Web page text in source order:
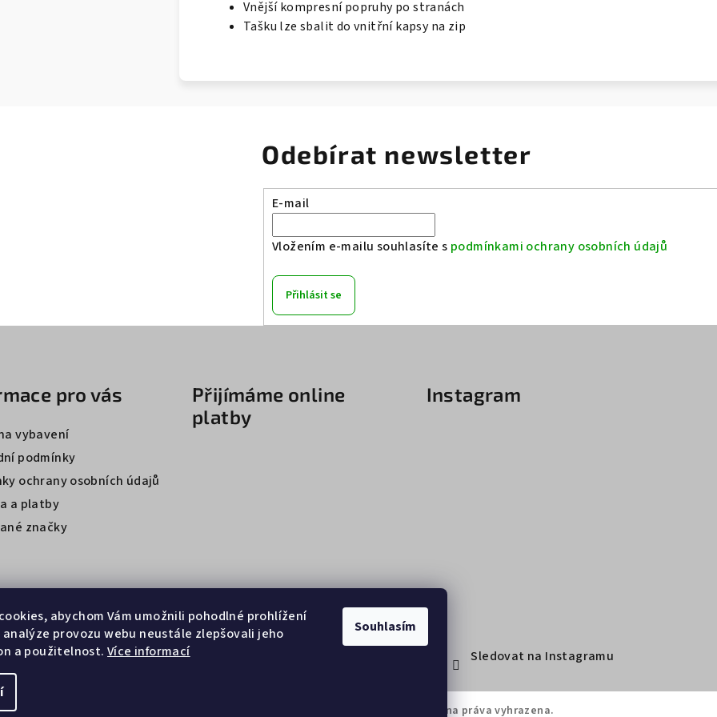
abychom Vám umožnili pohodlné prohlížení
analýze provozu webu neustále zlepšovali jeho
a použitelnost. Více informací
Souhlasím
Vnější kompresní popruhy po stranách
Tašku lze sbalit do vnitřní kapsy na zip
Odebírat newsletter
E-mail
Vložením e-mailu souhlasíte s podmínkami ochrany osobních údajů
Přihlásit se
pro vás
vybavení
podmínky
ochrany osobních údajů
a platby
značky
Přijímáme online
platby
Instagram
Sledovat na Instagramu
. Všechna práva vyhrazena.